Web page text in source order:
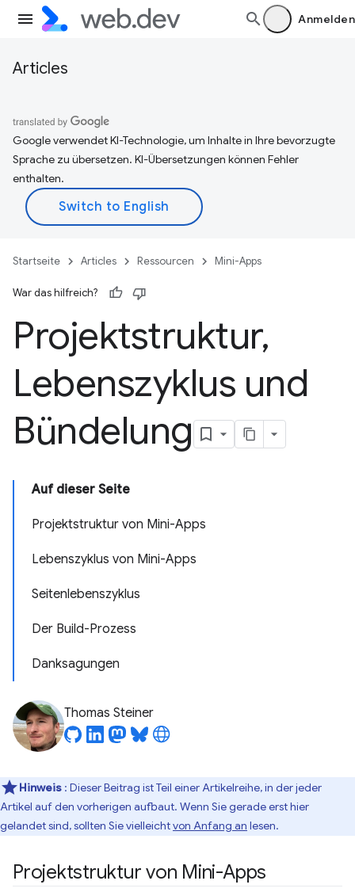
Anmelden
Articles
Google verwendet KI-Technologie, um Inhalte in Ihre bevorzugte
Sprache zu übersetzen. KI-Übersetzungen können Fehler
enthalten.
Startseite Articles Ressourcen Mini-Apps
War das hilfreich?
Projektstruktur,
Lebenszyklus und
Bündelung
Auf dieser Seite
Projektstruktur von Mini-Apps
Lebenszyklus von Mini-Apps
Seitenlebenszyklus
Der Build-Prozess
Danksagungen
Thomas Steiner
Hinweis : Dieser Beitrag ist Teil einer Artikelreihe, in der jeder
Artikel auf den vorherigen aufbaut. Wenn Sie gerade erst hier
gelandet sind, sollten Sie vielleichtvon Anfang an lesen.
Projektstruktur von Mini-Apps